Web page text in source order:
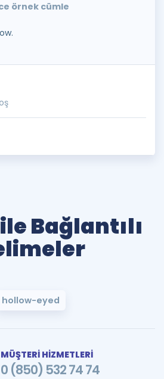
örnek cümle
ile Bağlantılı
hollow-eyed
MÜŞTERİ HİZMETLERİ
0 (850) 532 74 74